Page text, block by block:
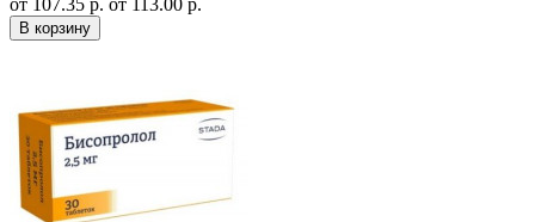
от 107.35 р. от 113.00 р.
В корзину